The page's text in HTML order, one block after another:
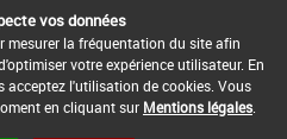
:
:
vos données
mesurer la fréquentation du site afin
votre expérience utilisateur. En
acceptez l'utilisation de cookies. Vous
en cliquant sur Mentions légales